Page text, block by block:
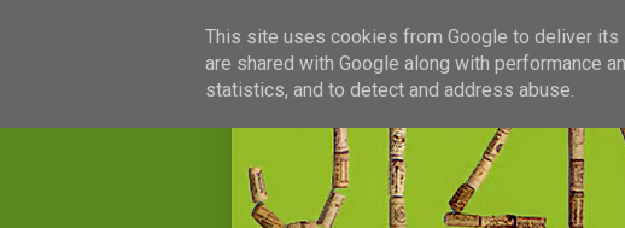
This site uses cookies from Google to deliver its
are shared with Google along with performance
statistics, and to detect and address abuse.